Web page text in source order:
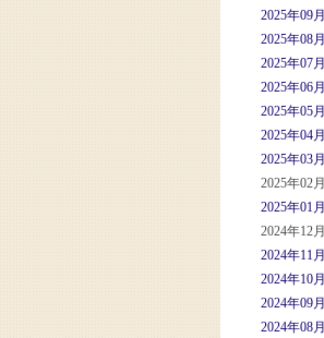
2025年09月
2025年08月
2025年07月
2025年06月
2025年05月
2025年04月
2025年03月
2025年02月
2025年01月
2024年12月
2024年11月
2024年10月
2024年09月
2024年08月